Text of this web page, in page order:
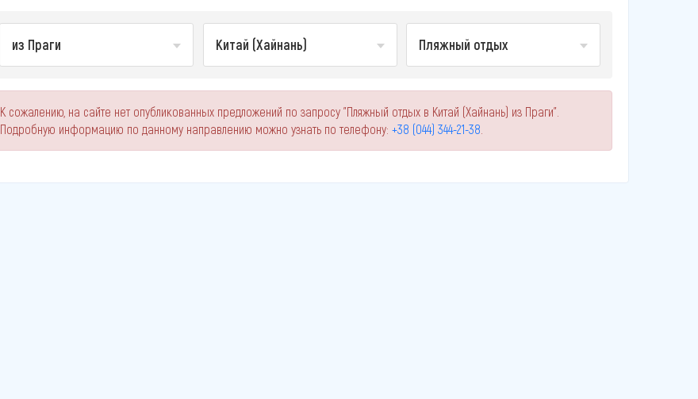
из Праги Китай (Хайнань) Пляжный отдых
К сожалению, на сайте нет опубликованных предложений по запросу "Пляжный отдых в Китай (Хайнань) из Праги".
Подробную информацию по данному направлению можно узнать по телефону: +38 (044) 344-21-38